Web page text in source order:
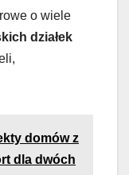
o wiele
działek
domów z
dla dwóch